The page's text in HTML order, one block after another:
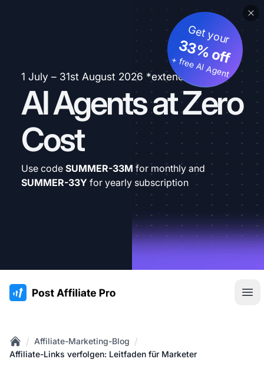
1 July – 31st August 2026 *extended
AI Agents at Zero
Cost
Get your
33% off
+ free AI Agent
Use code SUMMER-33M for monthly and
SUMMER-33Y for yearly subscription
:site.title
Home
/ Affiliate-Marketing-Blog /
Affiliate-Links verfolgen: Leitfaden für Marketer